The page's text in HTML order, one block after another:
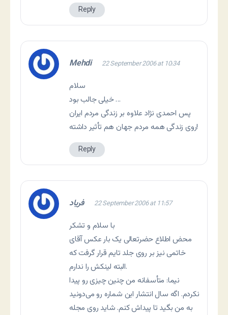
Reply
Mehdi 22 September 2006 at 10:34
سلام
خیلی جالب بود …
پس احمدی نژاد علاوه بر زندگی مردم ایران
روی زندگی همه مردم جهان هم تأثیر داشته!
Reply
فرياد 22 September 2006 at 11:57
با سلام و تشکر
محض اطلاع حضرتعالی يک بار عکس آقای
خاتمی نيز بر روی جلد تايم قرار گرفت که
البته لينکش را ندارم.
نيما: متأسفانه من چنين چيزی رو پيدا
نکردم. اگه سال انتشار اين شماره رو می‌دونيد
به من بگيد تا پيداش کنم. شايد روی مجله